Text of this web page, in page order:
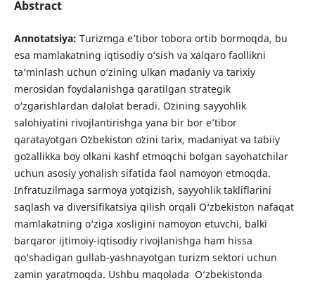
Abstract
Annotatsiya: Turizmga e’tibor tobora ortib bormoqda, bu
esa mamlakatning iqtisodiy o‘sish va xalqaro faollikni
ta’minlash uchun o‘zining ulkan madaniy va tarixiy
merosidan foydalanishga qaratilgan strategik
o‘zgarishlardan dalolat beradi. Oʻzining sayyohlik
salohiyatini rivojlantirishga yana bir bor eʼtibor
qaratayotgan Oʻzbekiston oʻzini tarix, madaniyat va tabiiy
goʻzallikka boy oʻlkani kashf etmoqchi boʻlgan sayohatchilar
uchun asosiy yoʻnalish sifatida faol namoyon etmoqda.
Infratuzilmaga sarmoya yotqizish, sayyohlik takliflarini
saqlash va diversifikatsiya qilish orqali O‘zbekiston nafaqat
mamlakatning o‘ziga xosligini namoyon etuvchi, balki
barqaror ijtimoiy-iqtisodiy rivojlanishga ham hissa
qo‘shadigan gullab-yashnayotgan turizm sektori uchun
zamin yaratmoqda. Ushbu maqolada O‘zbekistonda